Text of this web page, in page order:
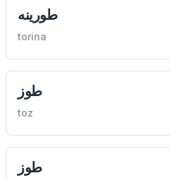
طورينه
torina
طوز
toz
طوز